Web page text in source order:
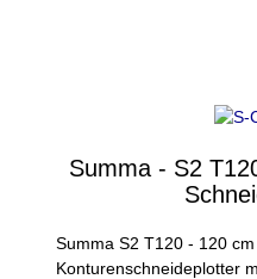
Summa - S2
Summa S2 T120 - 120
Konturenschneideplotter